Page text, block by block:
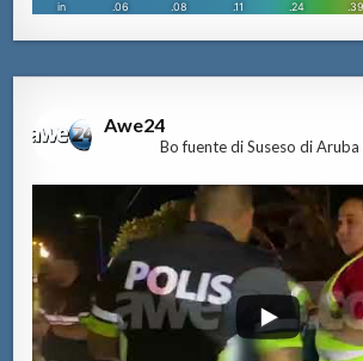
Awe24
Bo fuente di Suseso di